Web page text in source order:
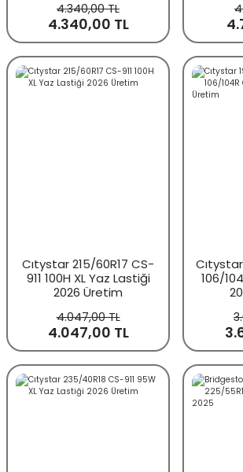
4.340,00 TL
4.340,00 TL
Cıtystar 215/60R17 CS-
911 100H XL Yaz Lastiği
2026 Üretim
4.047,00 TL
4.047,00 TL
106/